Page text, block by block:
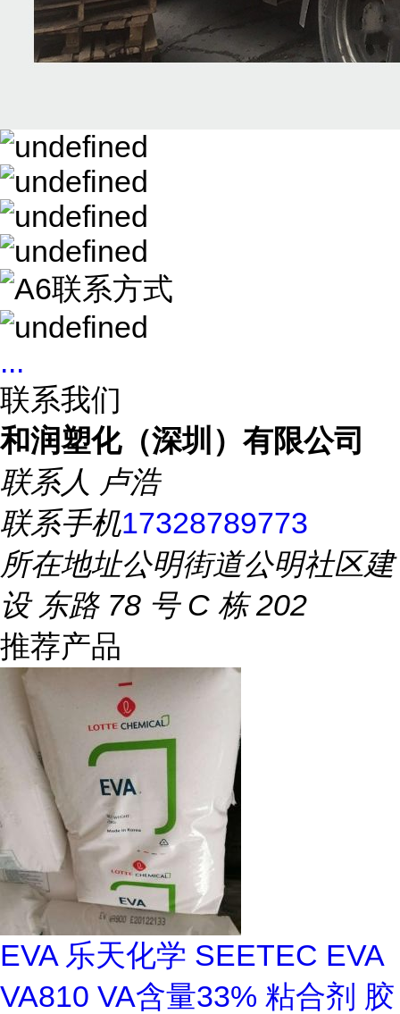
...
联系我们
和润塑化（深圳）有限公司
联系人 卢浩
联系手机17328789773
所在地址公明街道公明社区建
设 东路 78 号 C 栋 202
推荐产品
EVA 乐天化学 SEETEC EVA
VA810 VA含量33% 粘合剂 胶